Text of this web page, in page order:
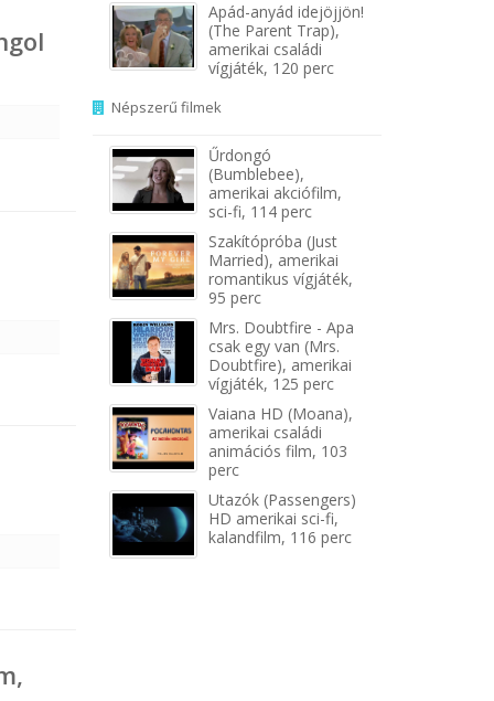
Apád-anyád idejöjjön!
(The Parent Trap),
amerikai családi
vígjáték, 120 perc
Népszerű filmek
Űrdongó
(Bumblebee),
amerikai akciófilm,
sci-fi, 114 perc
Szakítópróba (Just
Married), amerikai
romantikus vígjáték,
95 perc
Mrs. Doubtfire - Apa
csak egy van (Mrs.
Doubtfire), amerikai
vígjáték, 125 perc
Vaiana HD (Moana),
amerikai családi
animációs film, 103
perc
Utazók (Passengers)
HD amerikai sci-fi,
kalandfilm, 116 perc